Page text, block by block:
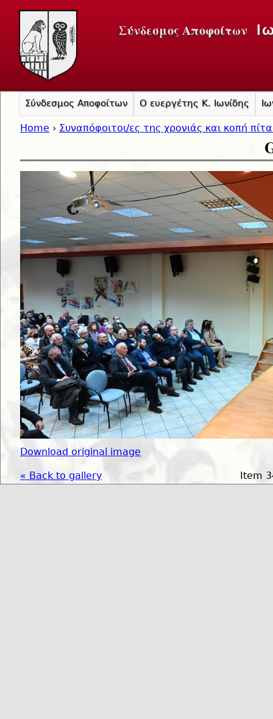
Σύνδεσμος Αποφοίτων
Home › Συναπόφοιτοι/ες της χρονιάς και κοπή
Download original image
« Back to gallery Item
Σύνδεσμος Αποφοίτων Ο ευεργέτης Κ. Ιωνίδης